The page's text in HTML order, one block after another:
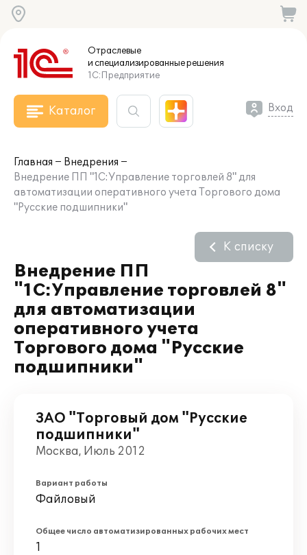
Отраслевые
и специализированныерешения
1С:Предприятие
Каталог Вход
Главная
Внедрения
Внедрение ПП "1С:Управление торговлей 8" для
автоматизации оперативного учета Торгового дома
"Русские подшипники"
Внедрение ПП
"1С:Управление торговлей 8"
для автоматизации
оперативного учета
Торгового дома "Русские
подшипники"
К списку
ЗАО "Торговый дом "Русские
подшипники"
Москва, Июль 2012
Вариант работы
Файловый
Общее число автоматизированных рабочих мест
1